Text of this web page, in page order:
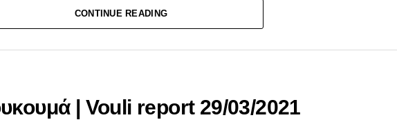
CONTINUE READING
| Vouli report 29/03/2021